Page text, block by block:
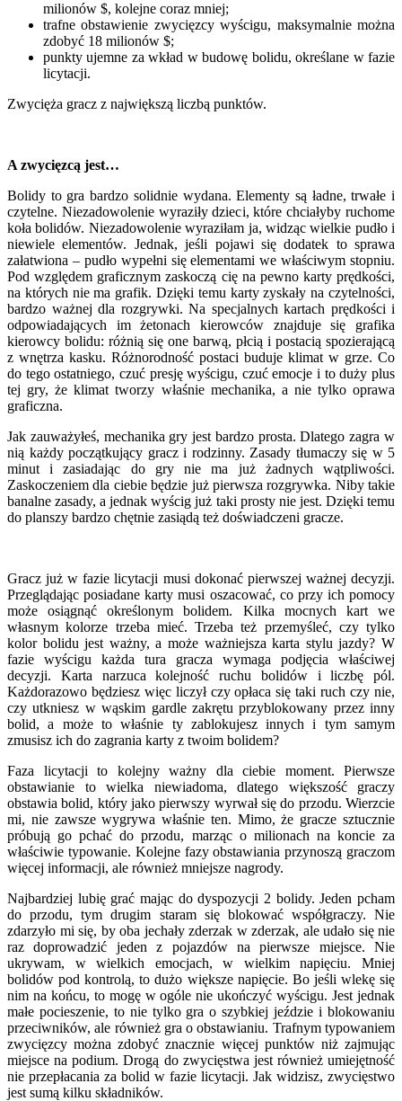
milionów $, kolejne coraz mniej;
trafne obstawienie zwycięzcy wyścigu, maksymalnie można
zdobyć 18 milionów $;
punkty ujemne za wkład w budowę bolidu, określane w fazie
licytacji.
Zwycięża gracz z największą liczbą punktów.
A zwycięzcą jest…
Bolidy to gra bardzo solidnie wydana. Elementy są ładne, trwałe i
czytelne. Niezadowolenie wyraziły dzieci, które chciałyby ruchome
koła bolidów. Niezadowolenie wyraziłam ja, widząc wielkie pudło i
niewiele elementów. Jednak, jeśli pojawi się dodatek to sprawa
załatwiona – pudło wypełni się elementami we właściwym stopniu.
Pod względem graficznym zaskoczą cię na pewno karty prędkości,
na których nie ma grafik. Dzięki temu karty zyskały na czytelności,
bardzo ważnej dla rozgrywki. Na specjalnych kartach prędkości i
odpowiadających im żetonach kierowców znajduje się grafika
kierowcy bolidu: różnią się one barwą, płcią i postacią spozierającą
z wnętrza kasku. Różnorodność postaci buduje klimat w grze. Co
do tego ostatniego, czuć presję wyścigu, czuć emocje i to duży plus
tej gry, że klimat tworzy właśnie mechanika, a nie tylko oprawa
graficzna.
Jak zauważyłeś, mechanika gry jest bardzo prosta. Dlatego zagra w
nią każdy początkujący gracz i rodzinny. Zasady tłumaczy się w 5
minut i zasiadając do gry nie ma już żadnych wątpliwości.
Zaskoczeniem dla ciebie będzie już pierwsza rozgrywka. Niby takie
banalne zasady, a jednak wyścig już taki prosty nie jest. Dzięki temu
do planszy bardzo chętnie zasiądą też doświadczeni gracze.
Gracz już w fazie licytacji musi dokonać pierwszej ważnej decyzji.
Przeglądając posiadane karty musi oszacować, co przy ich pomocy
może osiągnąć określonym bolidem. Kilka mocnych kart we
własnym kolorze trzeba mieć. Trzeba też przemyśleć, czy tylko
kolor bolidu jest ważny, a może ważniejsza karta stylu jazdy? W
fazie wyścigu każda tura gracza wymaga podjęcia właściwej
decyzji. Karta narzuca kolejność ruchu bolidów i liczbę pól.
Każdorazowo będziesz więc liczył czy opłaca się taki ruch czy nie,
czy utkniesz w wąskim gardle zakrętu przyblokowany przez inny
bolid, a może to właśnie ty zablokujesz innych i tym samym
zmusisz ich do zagrania karty z twoim bolidem?
Faza licytacji to kolejny ważny dla ciebie moment. Pierwsze
obstawianie to wielka niewiadoma, dlatego większość graczy
obstawia bolid, który jako pierwszy wyrwał się do przodu. Wierzcie
mi, nie zawsze wygrywa właśnie ten. Mimo, że gracze sztucznie
próbują go pchać do przodu, marząc o milionach na koncie za
właściwie typowanie. Kolejne fazy obstawiania przynoszą graczom
więcej informacji, ale również mniejsze nagrody.
Najbardziej lubię grać mając do dyspozycji 2 bolidy. Jeden pcham
do przodu, tym drugim staram się blokować współgraczy. Nie
zdarzyło mi się, by oba jechały zderzak w zderzak, ale udało się nie
raz doprowadzić jeden z pojazdów na pierwsze miejsce. Nie
ukrywam, w wielkich emocjach, w wielkim napięciu. Mniej
bolidów pod kontrolą, to dużo większe napięcie. Bo jeśli wlekę się
nim na końcu, to mogę w ogóle nie ukończyć wyścigu. Jest jednak
małe pocieszenie, to nie tylko gra o szybkiej jeździe i blokowaniu
przeciwników, ale również gra o obstawianiu. Trafnym typowaniem
zwycięzcy można zdobyć znacznie więcej punktów niż zajmując
miejsce na podium. Drogą do zwycięstwa jest również umiejętność
nie przepłacania za bolid w fazie licytacji. Jak widzisz, zwycięstwo
jest sumą kilku składników.